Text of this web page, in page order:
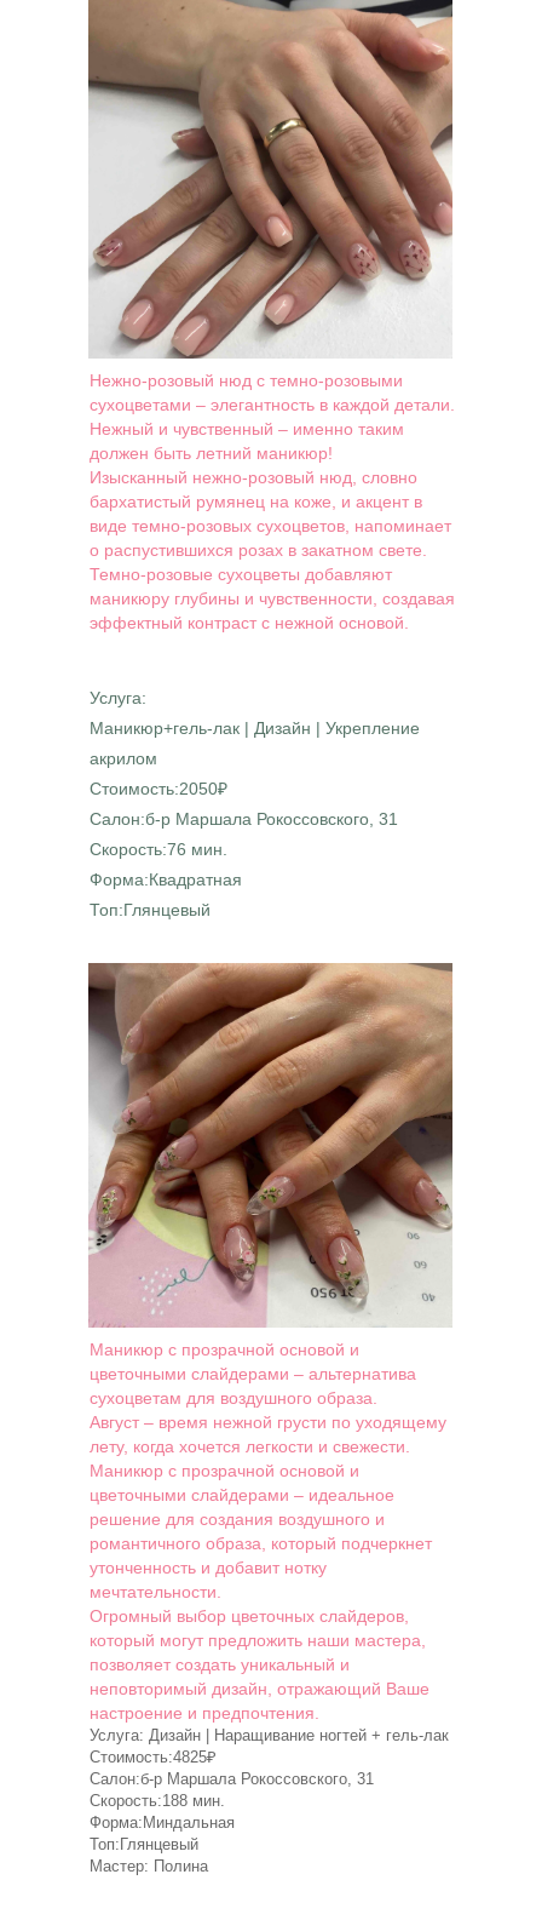
Услуга:
Маникюр+гель-лак | Дизайн | Укрепление
акрилом
Стоимость:2050₽
Салон:б-р Маршала Рокоссовского, 31
Скорость:76 мин.
Форма:Квадратная
Топ:Глянцевый
Нежно-розовый нюд с темно-розовыми
сухоцветами – элегантность в каждой детали.
Нежный и чувственный – именно таким
должен быть летний маникюр!
Изысканный нежно-розовый нюд, словно
бархатистый румянец на коже, и акцент в
виде темно-розовых сухоцветов, напоминает
о распустившихся розах в закатном свете.
Темно-розовые сухоцветы добавляют
маникюру глубины и чувственности, создавая
эффектный контраст с нежной основой.
Услуга: Дизайн | Наращивание ногтей + гель-лак
Стоимость:4825₽
Салон:б-р Маршала Рокоссовского, 31
Скорость:188 мин.
Форма:Миндальная
Топ:Глянцевый
Мастер: Полина
Маникюр с прозрачной основой и
цветочными слайдерами – альтернатива
сухоцветам для воздушного образа.
Август – время нежной грусти по уходящему
лету, когда хочется легкости и свежести.
Маникюр с прозрачной основой и
цветочными слайдерами – идеальное
решение для создания воздушного и
романтичного образа, который подчеркнет
утонченность и добавит нотку
мечтательности.
Огромный выбор цветочных слайдеров,
который могут предложить наши мастера,
позволяет создать уникальный и
неповторимый дизайн, отражающий Ваше
настроение и предпочтения.